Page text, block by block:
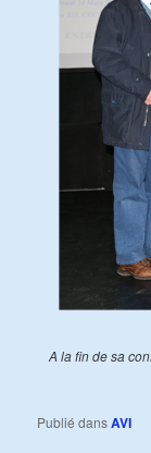
A la fin de sa
Publié dansAVI